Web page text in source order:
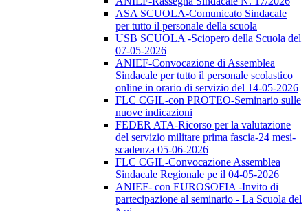
ASA SCUOLA-Comunicato Sindacale
per tutto il personale della scuola
USB SCUOLA -Sciopero della Scuola del
07-05-2026
ANIEF-Convocazione di Assemblea
Sindacale per tutto il personale scolastico
online in orario di servizio del 14-05-2026
FLC CGIL-con PROTEO-Seminario sulle
nuove indicazioni
FEDER ATA-Ricorso per la valutazione
del servizio militare prima fascia-24 mesi-
scadenza 05-06-2026
FLC CGIL-Convocazione Assemblea
Sindacale Regionale pe il 04-05-2026
ANIEF- con EUROSOFIA -Invito di
partecipazione al seminario - La Scuola del